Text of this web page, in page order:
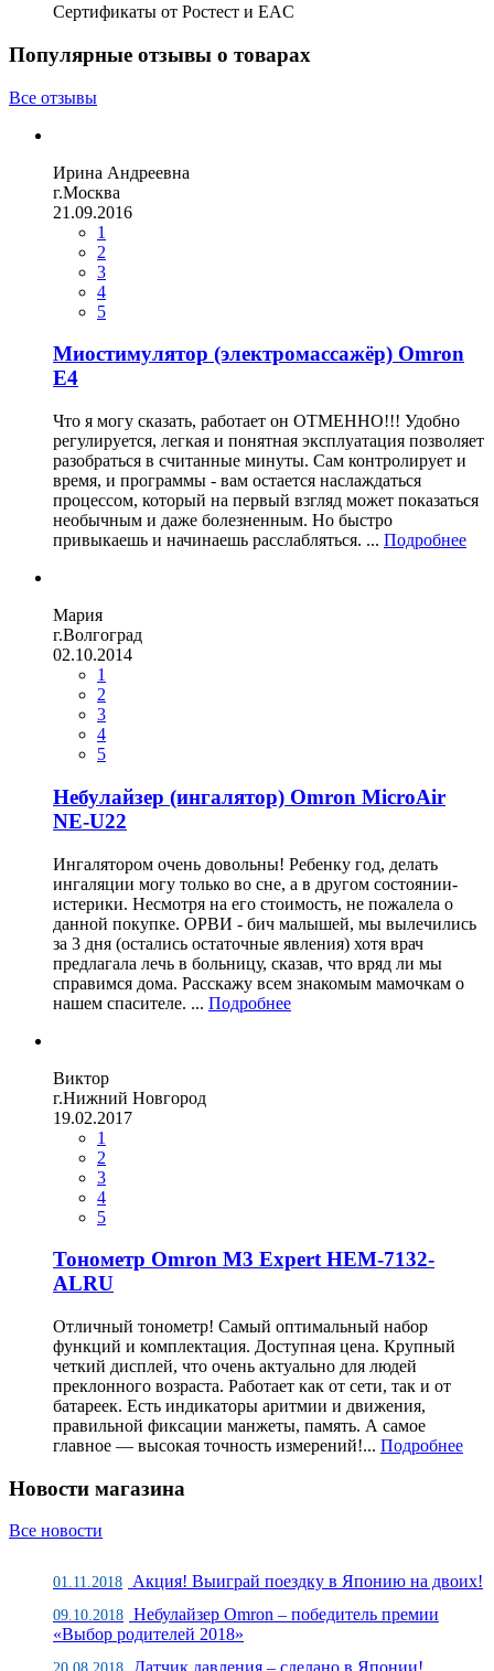
Сертификаты от Ростест и EAC
Популярные отзывы о товарах
Все отзывы
Ирина Андреевна
г.Москва
21.09.2016
1
2
3
4
5
Миостимулятор (электромассажёр) Omron
E4
Что я могу сказать, работает он ОТМЕННО!!! Удобно
регулируется, легкая и понятная эксплуатация позволяет
разобраться в считанные минуты. Сам контролирует и
время, и программы - вам остается наслаждаться
процессом, который на первый взгляд может показаться
необычным и даже болезненным. Но быстро
привыкаешь и начинаешь расслабляться. ... Подробнее
Мария
г.Волгоград
02.10.2014
1
2
3
4
5
Небулайзер (ингалятор) Omron MicroAir
NE-U22
Ингалятором очень довольны! Ребенку год, делать
ингаляции могу только во сне, а в другом состоянии-
истерики. Несмотря на его стоимость, не пожалела о
данной покупке. ОРВИ - бич малышей, мы вылечились
за 3 дня (остались остаточные явления) хотя врач
предлагала лечь в больницу, сказав, что вряд ли мы
справимся дома. Расскажу всем знакомым мамочкам о
нашем спасителе. ... Подробнее
Виктор
г.Нижний Новгород
19.02.2017
1
2
3
4
5
Тонометр Omron M3 Expert HEM-7132-
ALRU
Отличный тонометр! Самый оптимальный набор
функций и комплектация. Доступная цена. Крупный
четкий дисплей, что очень актуально для людей
преклонного возраста. Работает как от сети, так и от
батареек. Есть индикаторы аритмии и движения,
правильной фиксации манжеты, память. А самое
главное — высокая точность измерений!... Подробнее
Новости магазина
Все новости
01.11.2018 Акция! Выиграй поездку в Японию на двоих!
09.10.2018 Небулайзер Omron – победитель премии
«Выбор родителей 2018»